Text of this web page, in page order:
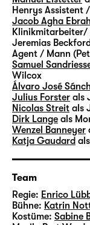
In Szenen
Jahre — ihre
und Ängste,
Ansichten
gibt es das
Die
von
mehr noch
die lange vor
getreten sind.
Mit Walter,
begegnen
Henrys Assistent
Jacob Agha
Jeremias Beckford
Agent / Mann
Samuel
Wilcox
Álvaro José
Julius Forster als
Nicolas Streit als
Dirk Lange als
Wenzel Banneyer
Katja Gaudard
Team
Regie: Enrico
Bühne: Katrin
Kostüme: Sabine